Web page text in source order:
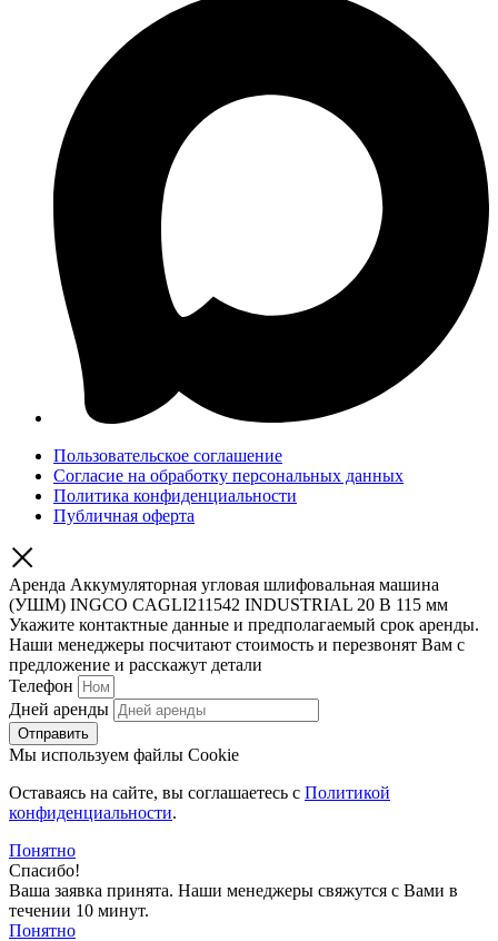
Пользовательское соглашение
Согласие на обработку персональных данных
Политика конфиденциальности
Публичная оферта
Аренда Аккумуляторная угловая шлифовальная машина
(УШМ) INGCO CAGLI211542 INDUSTRIAL 20 В 115 мм
Укажите контактные данные и предполагаемый срок аренды.
Наши менеджеры посчитают стоимость и перезвонят Вам с
предложение и расскажут детали
Телефон
Дней аренды
Отправить
Мы используем файлы Cookie
Оставаясь на сайте, вы соглашаетесь c Политикой
конфиденциальности.
Понятно
Спасибо!
Ваша заявка принята. Наши менеджеры свяжутся с Вами в
течении 10 минут.
Понятно